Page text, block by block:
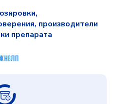
производители
препарата